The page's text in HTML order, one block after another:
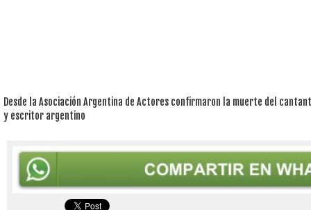
Desde la Asociación Argentina de Actores confirmaron la muerte del
y escritor argentino